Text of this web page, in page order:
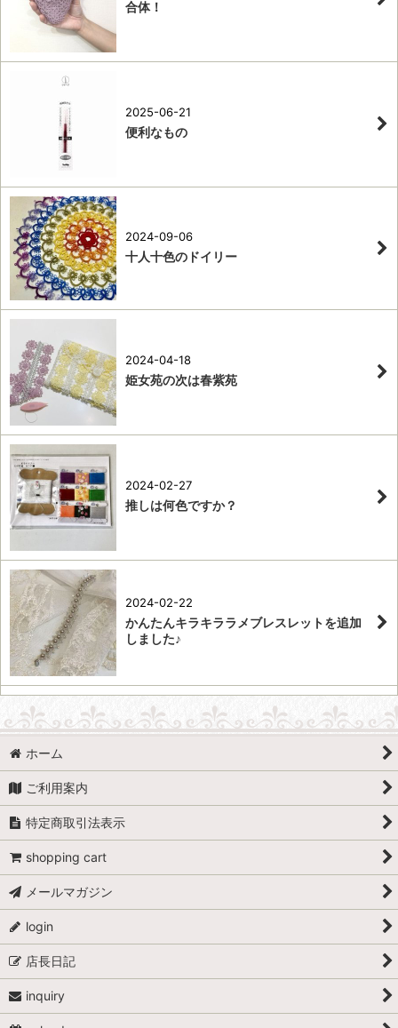
合体！
2025-06-21
便利なもの
2024-09-06
十人十色のドイリー
2024-04-18
姫女苑の次は春紫苑
2024-02-27
推しは何色ですか？
2024-02-22
かんたんキラキララメブレスレットを追加
しました♪
ホーム
ご利用案内
特定商取引法表示
shopping cart
メールマガジン
login
店長日記
inquiry